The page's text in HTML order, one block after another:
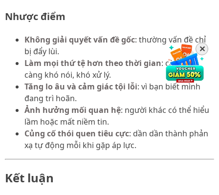
Nhược điểm
Không giải quyết vấn đề gốc: thường vấn đề chỉ
bị đẩy lùi.
Làm mọi thứ tệ hơn theo thời gian: càng né
càng khó nói, khó xử lý.
Tăng lo âu và cảm giác tội lỗi: vì bạn biết mình
đang trì hoãn.
Ảnh hưởng mối quan hệ: người khác có thể hiểu
lầm hoặc mất niềm tin.
Củng cố thói quen tiêu cực: dần dần thành phản
xạ tự động mỗi khi gặp áp lực.
Kết luận
✕